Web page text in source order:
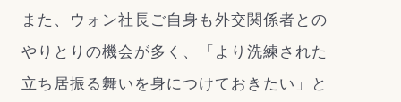
また、ウォン社長ご自身も外交関係者との
やりとりの機会が多く、「より洗練された
立ち居振る舞いを身につけておきたい」と